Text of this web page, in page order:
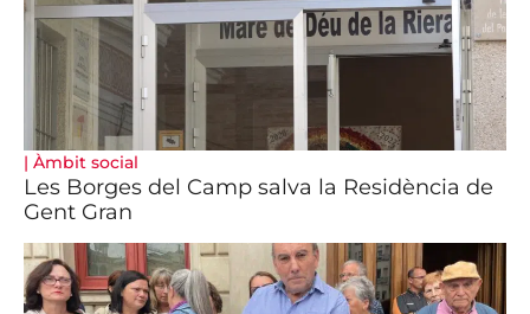
| Àmbit social
Les Borges del Camp salva la Residència de
Gent Gran